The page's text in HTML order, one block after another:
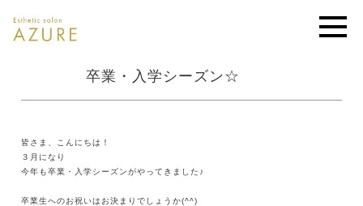
卒業・入学シーズン☆
皆さま、こんにちは！
３月になり
今年も卒業・入学シーズンがやってきました♪
卒業生へのお祝いはお決まりでしょうか(^^)